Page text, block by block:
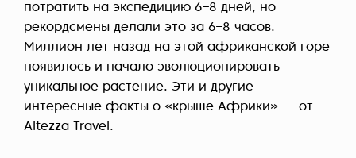
потратить на экспедицию 6–8 дней, но
рекордсмены делали это за 6–8 часов.
Миллион лет назад на этой африканской горе
появилось и начало эволюционировать
уникальное растение. Эти и другие
интересные факты о «крыше Африки» — от
Altezza Travel.